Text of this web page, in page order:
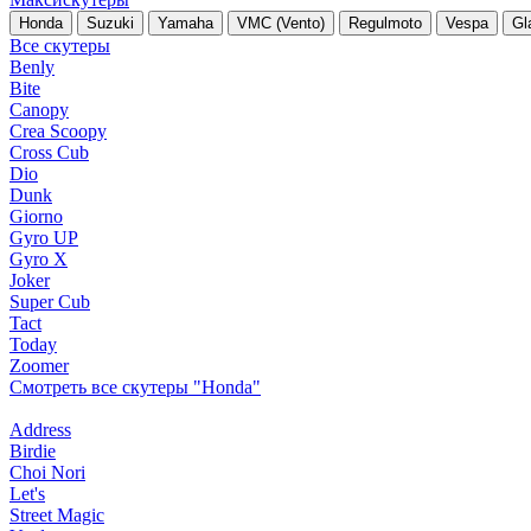
Honda Suzuki Yamaha VMC (Vento) Regulmoto Vespa
Все скутеры
Benly
Bite
Canopy
Crea Scoopy
Cross Cub
Dio
Dunk
Giorno
Gyro UP
Gyro X
Joker
Super Cub
Tact
Today
Zoomer
Смотреть все скутеры "Honda"
Address
Birdie
Choi Nori
Let's
Street Magic